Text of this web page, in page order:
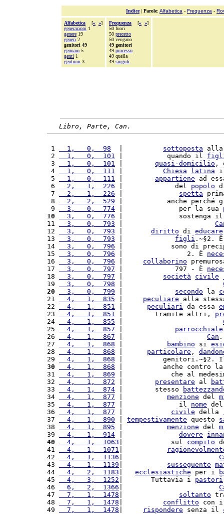
Indice| Parole: Alfabetica - Frequenza -
Alfabetica [« »]
generazioni 1
genere 19
generi 2
genitori 49
gennaio 5
genti 1
gentium 3
Frequenza [« »]
50 fuori
50 precetto
50 vengano
49 genitori
49 processo
49 quella
49 singoli
Libro, Parte, Can.
1
  1,   0,  98
sottoposta
2
  1,   0,  101
|           quando il
3
  1,   0,  101
quasi-domicilio ,
4
  1,   0,  111
Chiesa latina
5
  1,   0,  111
appartiene ad
6
  2,   1,  226
|             del popolo
7
  2,   1,  226
spetta
8
  2,   2,  529
|           anche perché
9
  3,   0,  774
|              per la sua
10
  3,   0,  776
|              sostenga
11
  3,   0,  793
12
  3,   0,  793
diritto di educare
13
  3,   0,  793
figli .~§2.
14
  3,   0,  796
|            sono di
15
  3,   0,  796
|                2. È
16
  3,   0,  796
collaborino
17
  3,   0,  797
|             797 - È
18
  3,   0,  797
società civile
19
  3,   0,  798
20
  3,   0,  799
secondo la
21
  4,   1,  835
peculiare alla
22
  4,   1,  851
peculiari da essa
23
  4,   1,  851
|        tramite altri,
24
  4,   1,  855
25
  4,   1,  857
parrocchiale
26
  4,   1,  867
Can
27
  4,   1,  868
bambino si
28
  4,   1,  868
particolare ,
29
  4,   1,  868
|          genitori.~§2.
30
  4,   1,  868
|          anche contro
31
  4,   1,  869
|            che al
32
  4,   1,  872
presentare al
33
  4,   1,  874
|        stesso
34
  4,   1,  877
menzione del
35
  4,   1,  877
|              il nome
36
  4,   1,  877
civile della
37
  4,   1,  890
tempestivamente questo
38
  4,   1,  895
menzione del
39
  4,   1,  914
dovere
40
  4,   1,  1063
|            sul compito
41
  4,   1,  1071
42
  4,   1,  1136
43
  4,   1,  1139
susseguente
44
  4,   2,  1183
ecclesiastiche per i
45
  4,   3,  1252
|       Tuttavia i pastori
46
  6,   2,  1366
47
  7,   1,  1478
soltanto
48
  7,   1,  1478
conflitto con
49
  7,   1,  1478
rispondere senza il